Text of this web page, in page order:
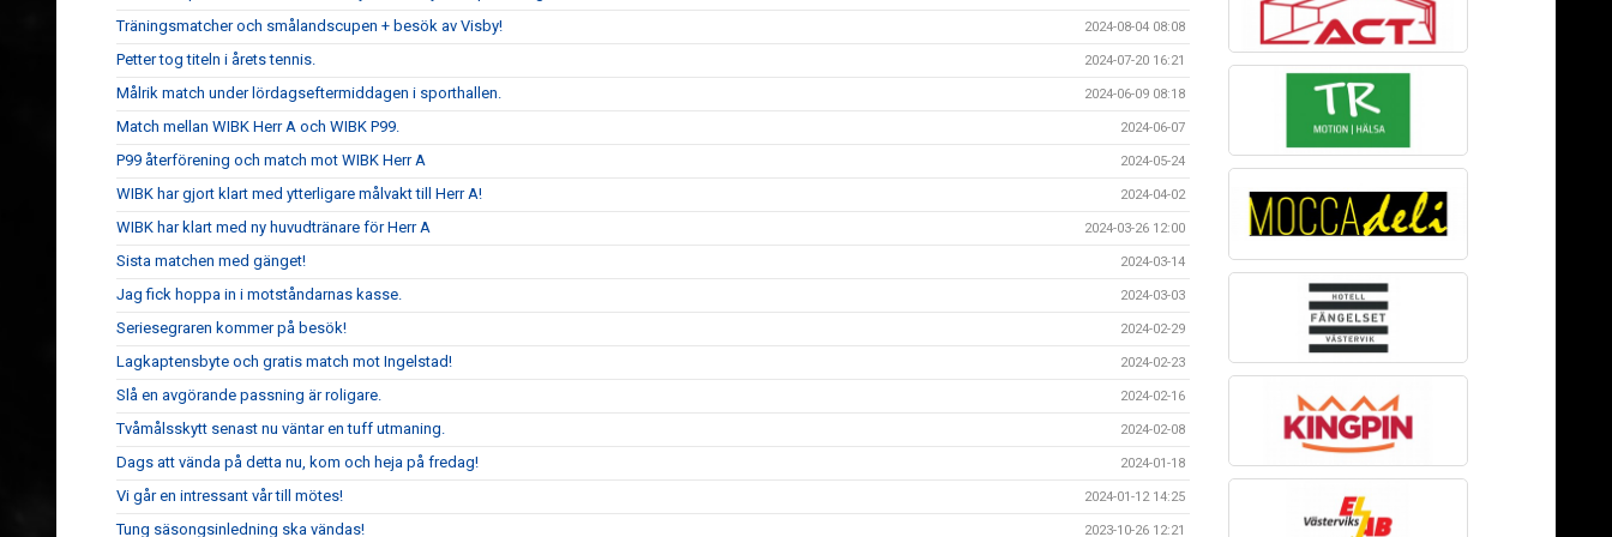
Träningsmatcher och smålandscupen + besök av Visby! 2024-08-04 08:08
Petter tog titeln i årets tennis. 2024-07-20 16:21
Målrik match under lördagseftermiddagen i sporthallen. 2024-06-09 08:18
Match mellan WIBK Herr A och WIBK P99. 2024-06-07
P99 återförening och match mot WIBK Herr A 2024-05-24
WIBK har gjort klart med ytterligare målvakt till Herr A! 2024-04-02
WIBK har klart med ny huvudtränare för Herr A 2024-03-26 12:00
Sista matchen med gänget! 2024-03-14
Jag fick hoppa in i motståndarnas kasse. 2024-03-03
Seriesegraren kommer på besök! 2024-02-29
Lagkaptensbyte och gratis match mot Ingelstad! 2024-02-23
Slå en avgörande passning är roligare. 2024-02-16
Tvåmålsskytt senast nu väntar en tuff utmaning. 2024-02-08
Dags att vända på detta nu, kom och heja på fredag! 2024-01-18
Vi går en intressant vår till mötes! 2024-01-12 14:25
Tung säsongsinledning ska vändas! 2023-10-26 12:21